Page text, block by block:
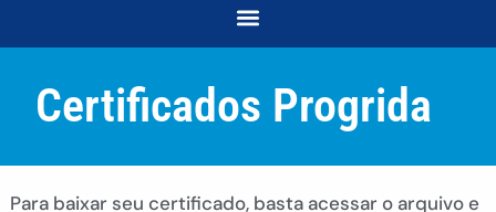
Certificados Progrida
Para baixar seu certificado, basta acessar o arquivo e